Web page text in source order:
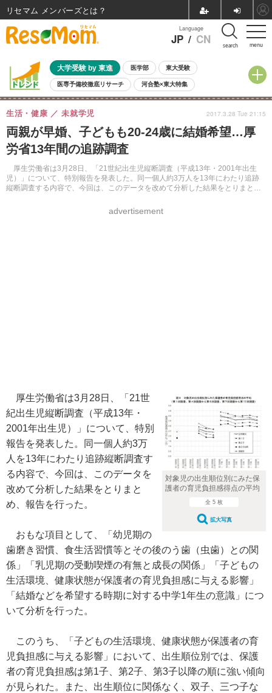
menu
Language
JP / CN search
大学受験 by 東進 医学部 東大受験
医専予備校徹底リサーチ 河合塾×東大特集
親子で考える大学選び 高校受験 中学受験 小学校受験
共通テスト 夏休み
8月開催イベント・WS 全国公立高校 過去問 人気記事
自由研究教材（小学生向け） 自由研究教材（中学生向け）
両親が早婚、子どもも20-24歳に結婚希望…厚
労省13年間の追跡調査
厚生労働省は3月28日、「21世紀出生児縦断調査（平成13年・2001年出生
児）」について、特別報告を発表した。同一個人約3万人を13年にわたり追跡
縦断調査する内容で、今回は、このデータを改めて分析した結果をとりまと
生活・健康 未就学児
advertisement
2017.3.28 Tue 21:15
対象児の出生順位別にみた保
護者の育児負担感得点の平均
全 5 枚
拡大写真
厚生労働省は3月28日、「21世
紀出生児縦断調査（平成13年・
2001年出生児）」について、特別
報告を発表した。同一個人約3万
人を13年にわたり追跡縦断調査す
る内容で、今回は、このデータを
改めて分析した結果をとりまと
め、報告を行った。
おもな項目として、「幼児期の
歯磨き習慣、食生活習慣等とその後のう歯（虫歯）との関
係」「乳児期の受動喫煙の有無と成長の関係」「子どもの
生活環境、健康状態が保護者の育児負担感に与える影響」
「結婚などを希望する時期に対する中学1年生の意識」につ
いて分析を行った。
このうち、「子どもの生活環境、健康状態が保護者の育
児負担感に与える影響」において、出生順位別では、保護
者の育児負担感は第1子、第2子、第3子以降の順に強い傾向
が見られた。また、出生順位に関係なく、双子、三つ子な
リセマム メンバーズ